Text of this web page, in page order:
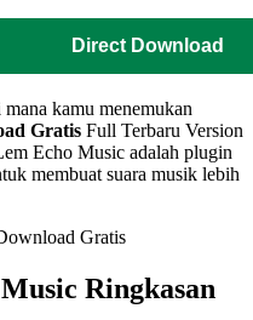
Direct Download
mana kamu menemukan
Gratis Full Terbaru Version
Echo Music adalah plugin
membuat suara musik lebih
Ringkasan